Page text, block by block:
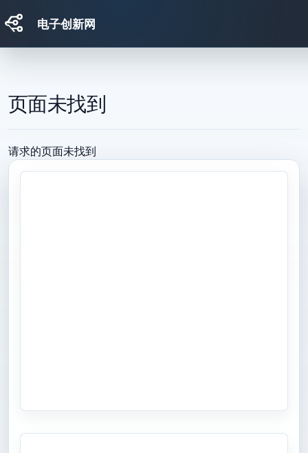
电子创新网
页面未找到
请求的页面未找到